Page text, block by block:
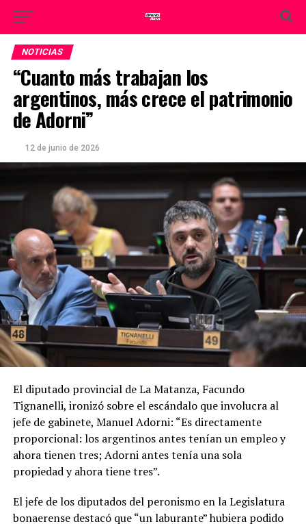
NOTICIAS
“Cuanto más trabajan los
argentinos, más crece el patrimonio
de Adorni”
12 de junio de 2026
El diputado provincial de La Matanza, Facundo
Tignanelli, ironizó sobre el escándalo que involucra al
jefe de gabinete, Manuel Adorni: “Es directamente
proporcional: los argentinos antes tenían un empleo y
ahora tienen tres; Adorni antes tenía una sola
propiedad y ahora tiene tres”.
El jefe de los diputados del peronismo en la Legislatura
bonaerense destacó que “un laburante” hubiera podido